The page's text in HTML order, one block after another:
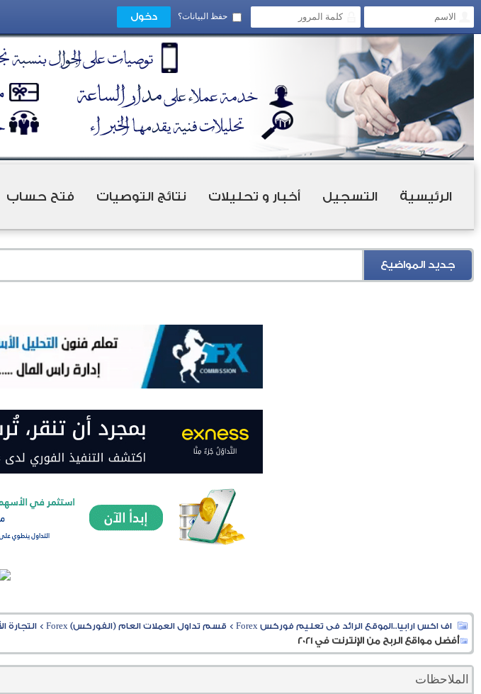
حفظ البيانات؟
الرئيسية التسجيل أخبار و تحليلات نتائج التوصيات فتح حساب
جديد المواضيع
اف اكس ارابيا..الموقع الرائد فى تعليم فوركس Forex > قسم تداول العملات العام (الفوركس) Forex >التجارة
أفضل مواقع الربح من الإنترنت في 2021
الملاحظات